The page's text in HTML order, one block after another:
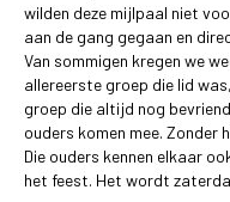
wilden deze mijlpaal niet
aan de gang gegaan en
Van sommigen kregen we
allereerste groep die lid
groep die altijd nog
ouders komen mee. Zonder
Die ouders kennen elkaar
het feest. Het wordt